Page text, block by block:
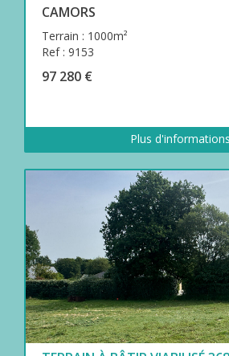
CAMORS
Terrain : 1000m²
Ref : 9153
97 280 €
Plus d'informations